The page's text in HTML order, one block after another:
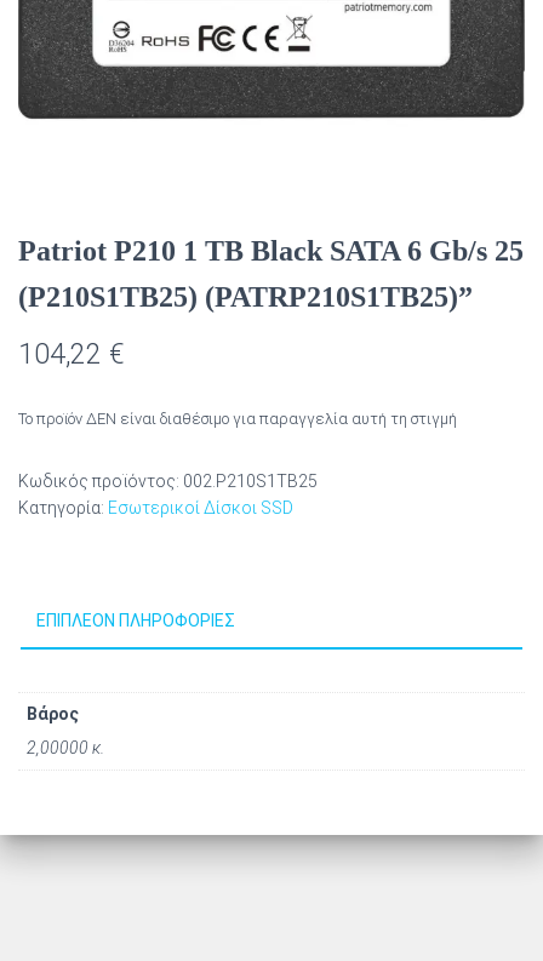
Patriot P210 1 TB Black SATA 6 Gb/s 25
(P210S1TB25) (PATRP210S1TB25)”
104,22 €
Το προϊόν ΔΕΝ είναι διαθέσιμο για παραγγελία αυτή τη στιγμή
Κωδικός προϊόντος: 002.P210S1TB25
Κατηγορία: Εσωτερικοί Δίσκοι SSD
ΕΠΙΠΛΈΟΝ ΠΛΗΡΟΦΟΡΊΕΣ
Βάρος
2,00000 κ.